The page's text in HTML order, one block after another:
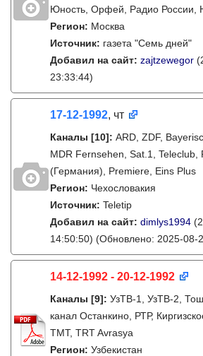
Юность, Орфей, Радио России,
Регион: Москва
Источник: газета "Семь дней"
Добавил на сайт: zajtzewegor
23:33:44)
17-12-1992, чт
Каналы [10]: ARD, ZDF,
MDR Fernsehen, Sat.1, Teleclub,
(Германия), Premiere, Eins Plus
Регион: Чехословакия
Источник: Teletip
Добавил на сайт: dimlys1994
14:50:50) (Обновлено: 2025-08-
14-12-1992 - 20-12-1992
Каналы [9]: УзТВ-1, УзТВ-2,
канал Останкино, РТР,
ТМТ, TRT Avrasya
Регион: Узбекистан